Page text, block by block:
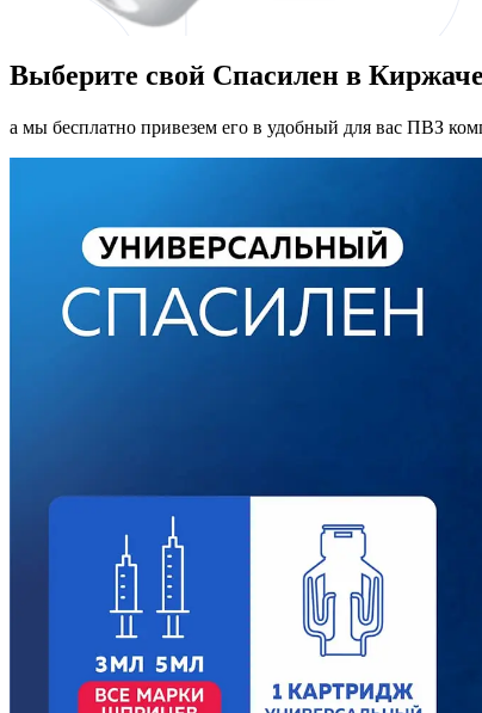
Выберите свой Спасилен в Киржаче
а мы бесплатно привезем его в удобный для вас ПВЗ